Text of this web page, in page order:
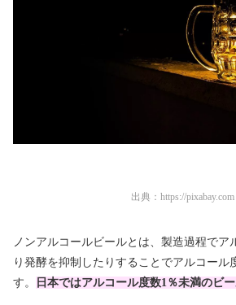
出典： https://pixabay.com
ノンアルコールビールとは、製造過程でア
り発酵を抑制したりすることでアルコール
す。
日本ではアルコール度数1％未満のビ